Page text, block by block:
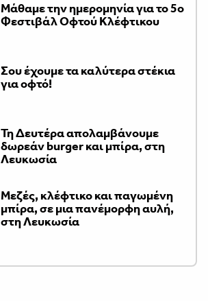
Μάθαμε την ημερομηνία για το 5ο
Φεστιβάλ Οφτού Κλέφτικου
Σου έχουμε τα καλύτερα στέκια
για οφτό!
Τη Δευτέρα απολαμβάνουμε
δωρεάν burger και μπίρα, στη
Λευκωσία
Μεζές, κλέφτικο και παγωμένη
μπίρα, σε μια πανέμορφη αυλή,
στη Λευκωσία